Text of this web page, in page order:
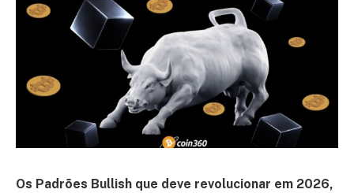
Os Padrões Bullish que deve revolucionar em 2026,